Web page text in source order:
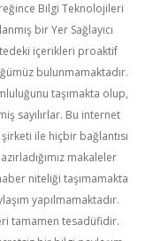
Bilgi Teknolojileri
bir Yer Sağlayıcı
içerikleri proaktif
bulunmamaktadır.
taşımakta olup,
sayılırlar. Bu internet
ile hiçbir bağlantısı
makaleler
niteliği taşımamakta
yapılmamaktadır.
tamamen tesadüfidir.